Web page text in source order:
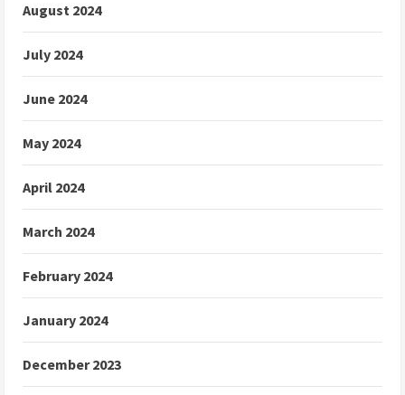
August 2024
July 2024
June 2024
May 2024
April 2024
March 2024
February 2024
January 2024
December 2023